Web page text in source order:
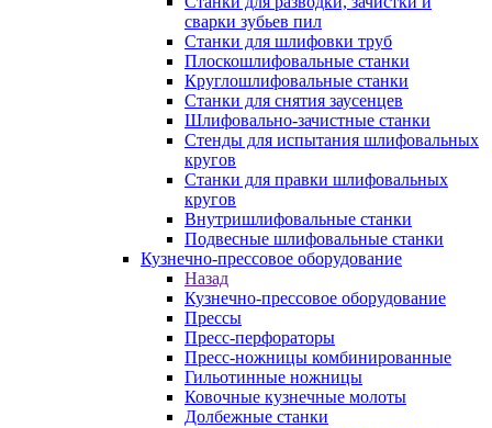
сварки зубьев пил
Станки для шлифовки труб
Плоскошлифовальные станки
Круглошлифовальные станки
Станки для снятия заусенцев
Шлифовально-зачистные станки
Стенды для испытания шлифовальных
кругов
Станки для правки шлифовальных
кругов
Внутришлифовальные станки
Подвесные шлифовальные станки
Кузнечно-прессовое оборудование
Назад
Кузнечно-прессовое оборудование
Прессы
Пресс-перфораторы
Пресс-ножницы комбинированные
Гильотинные ножницы
Ковочные кузнечные молоты
Долбежные станки